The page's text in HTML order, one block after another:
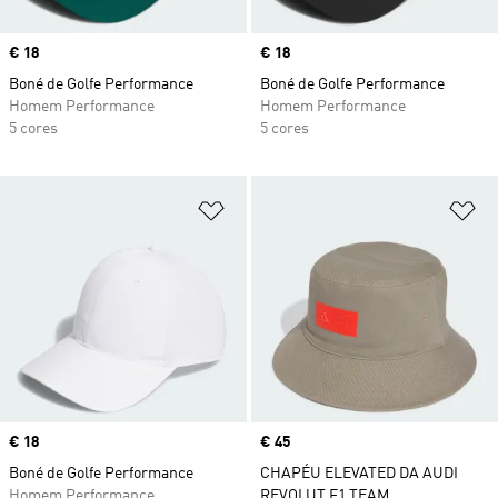
Price
€ 18
Boné de Golfe Performance
Homem Performance
5 cores
Price
€ 18
Boné de Golfe Performance
Homem Performance
5 cores
Price
€ 18
Boné de Golfe Performance
Price
€ 45
CHAPÉU ELEVATED DA AUDI